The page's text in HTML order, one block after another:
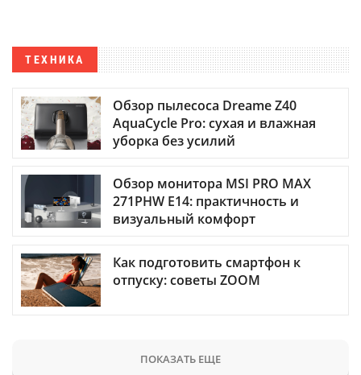
ТЕХНИКА
Обзор пылесоса Dreame Z40
AquaCycle Pro: сухая и влажная
уборка без усилий
Обзор монитора MSI PRO MAX
271PHW E14: практичность и
визуальный комфорт
Как подготовить смартфон к
отпуску: советы ZOOM
ПОКАЗАТЬ ЕЩЕ